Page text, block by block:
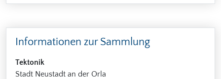
Informationen zur Sammlung
Tektonik
Stadt Neustadt an der Orla